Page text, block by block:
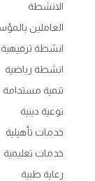
الانشطة
العاملين
انشطة ترفيهية
انشطة رياضية
تنمية مستدامة
توعية دينية
خدمات تأهيلية
خدمات تعليمية
رعاية طبية